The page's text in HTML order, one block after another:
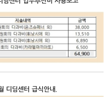
디딤센터 급식안내.